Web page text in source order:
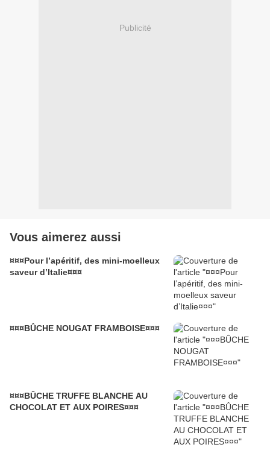
Publicité
Vous aimerez aussi
¤¤¤Pour l’apéritif, des mini-moelleux
saveur d’Italie¤¤¤
¤¤¤BÛCHE NOUGAT FRAMBOISE¤¤¤
¤¤¤BÛCHE TRUFFE BLANCHE AU
CHOCOLAT ET AUX POIRES¤¤¤